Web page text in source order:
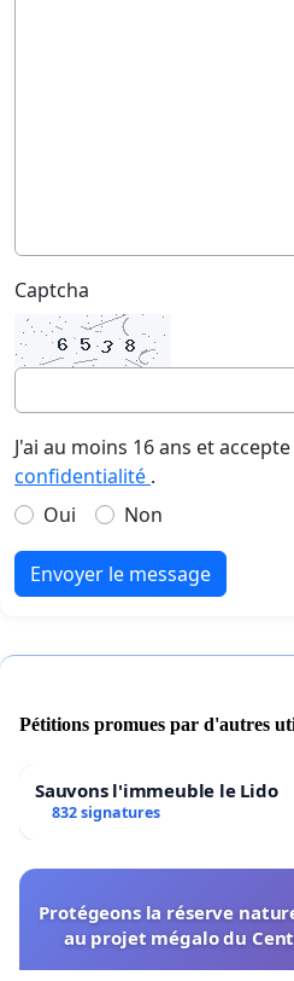
Captcha
J'ai au moins 16 ans et accepte
confidentialité .
Oui
Non
Envoyer le message
Pétitions promues par d'autres
Sauvons l'immeuble le Lido
832 signatures
Protégeons la réserve
au projet mégalo du